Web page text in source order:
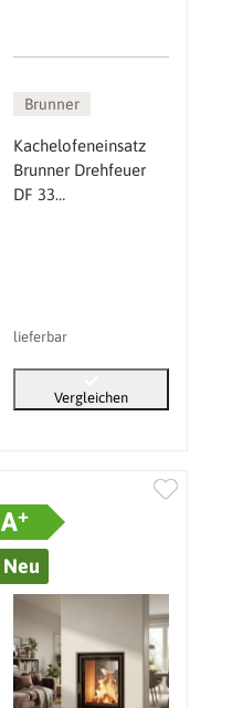
Brunner
Kachelofeneinsatz
Brunner Drehfeuer
DF 33
lieferbar
Vergleichen
A+
Neu